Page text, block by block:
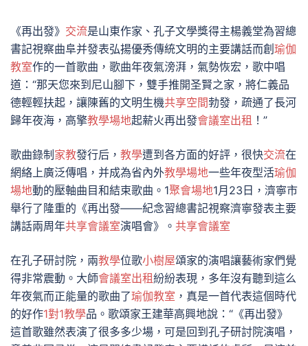
《再出發》 交流是山東作家、孔子文學獎得主楊義堂為習總
書記視察曲阜并發表弘揚優秀傳統文明的主要講話而創 瑜伽
教室作的一首歌曲，歌曲年夜氣滂湃，氣勢恢宏，歌中唱
道：“那天您來到尼山腳下，雙手推開圣賢之家，將仁義品
德輕輕扶起，讓陳舊的文明生機共享空間勃發，疏通了長河
歸年夜海，高擎教學場地起薪火再出發會議室出租 ！”
歌曲錄制 家教發行后， 教學遭到各方面的好評，很快交流在
網絡上廣泛傳唱，并成為省內外教學場地一些年夜型活瑜伽
場地動的壓軸曲目和結束歌曲。1聚會場地1月23日，濟寧市
舉行了隆重的《再出發——紀念習總書記視察濟寧發表主要
講話兩周年共享會議室演唱會》。 共享會議室
在孔子研討院，兩教學位歌小樹屋頌家的演唱讓藝術家們覺
得非常震動。大師會議室出租紛紛表現，多年沒有聽到這么
年夜氣而正能量的歌曲了瑜伽教室 ，真是一首代表這個時代
的好作1對1教學品。歌頌家王建華高興地說：“《再出發》
這首歌雖然表演了很多多少場，可是回到孔子研討院演唱，